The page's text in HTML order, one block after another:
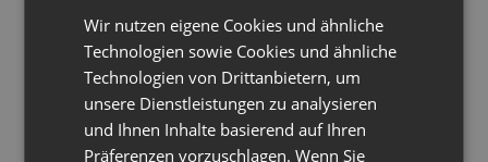
Ergebnissen, also die604.488 Veranstaltungen
im Jahr 2018 gehostet wurden, können wir
heute stolz sagen, dassWebinare immer noch
auf dem Vormarsch sind.
GERMAN
POLISH
RUSSIAN
SPANISH
Wir nutzen eigene Cookies und ähnliche
Technologien sowie Cookies und ähnliche
Technologien von Drittanbietern, um
unsere Dienstleistungen zu analysieren
und Ihnen Inhalte basierend auf Ihren
Präferenzen vorzuschlagen. Wenn Sie